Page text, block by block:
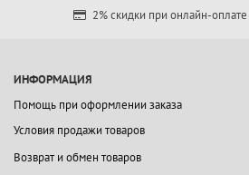
2% скидки при онлайн-оплате
ИНФОРМАЦИЯ
Помощь при оформлении заказа
Условия продажи товаров
Возврат и обмен товаров